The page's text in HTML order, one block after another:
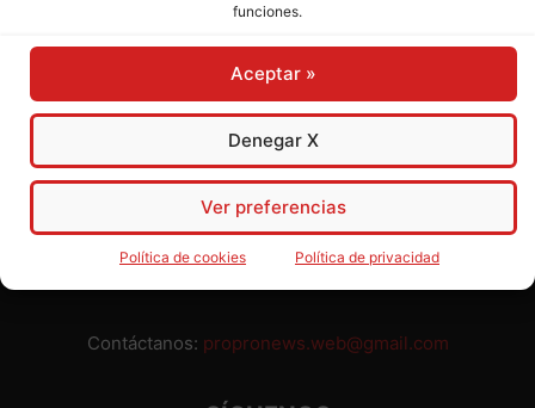
funciones.
Aceptar »
Denegar X
Ver preferencias
Política de cookies Política de privacidad
Para preservar nuestra independencia,
admite publicidad ni subvenciones o ayudas públicas o
privadas. Ninguno de nuestros directivos, redactores y
colaboradores percibe remuneración alguna. Realizamos
nuestro trabajo por amor al periodismo, a la verdad y a la
libertad y en solidaridad con la ciudadanía.
Usted puede colaborar con nosotros divulgando nuestro
periódico, compartiendo nuestros contenidos, sugiriendo temas
y comunicándonos cualquier injusticia o asunto de interés.
Contáctanos: propronews.web@gmail.com